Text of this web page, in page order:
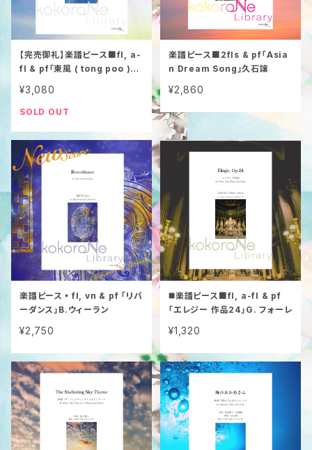
【完売御礼】楽譜ピース■fl, a-
fl & pf「東風 ( tong poo )」
¥3,080
SOLD OUT
楽譜ピース■2fls & pf「Asia
n Dream Song」久石譲
¥2,860
楽譜ピース▪️fl, vn & pf 「リバ
ーダンス」B.ウィーラン
¥2,750
◼️楽譜ピース■fl, a-fl & pf
「エレジー 作品24」G. フォーレ
¥1,320